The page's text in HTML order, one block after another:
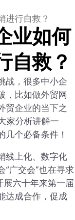
进行自救？
业如何
自救？
战，很多中小企
，比如做外贸网
贸企业的当下之
家分析讲解一
个必备条件！
线上化、数字化
“广交会”也在寻求
展六十年来第一届
达成合作，促成